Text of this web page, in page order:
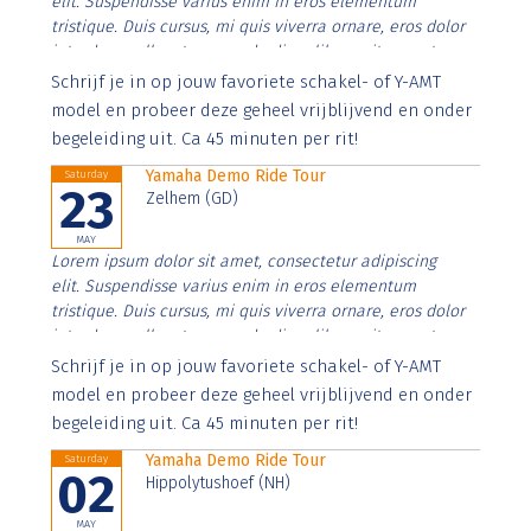
tristique. Duis cursus, mi quis viverra ornare, eros dolor
interdum nulla, ut commodo diam libero vitae erat.
Aenean faucibus nibh et justo cursus id rutrum lorem
imperdiet. Nunc ut sem vitae risus tristique posuere.
Schrijf je in op jouw favoriete schakel- of Y-AMT
model en probeer deze geheel vrijblijvend en onder
begeleiding uit. Ca 45 minuten per rit!
Saturday
23
MAY
Yamaha Demo Ride Tour
Zelhem (GD)
Lorem ipsum dolor sit amet, consectetur adipiscing
elit. Suspendisse varius enim in eros elementum
tristique. Duis cursus, mi quis viverra ornare, eros dolor
interdum nulla, ut commodo diam libero vitae erat.
Aenean faucibus nibh et justo cursus id rutrum lorem
imperdiet. Nunc ut sem vitae risus tristique posuere.
Schrijf je in op jouw favoriete schakel- of Y-AMT
model en probeer deze geheel vrijblijvend en onder
begeleiding uit. Ca 45 minuten per rit!
Saturday
02
MAY
Yamaha Demo Ride Tour
Hippolytushoef (NH)